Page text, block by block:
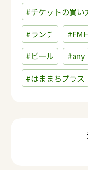
#チケットの買い
#ランチ
#ビール
#any
#はままちプラス